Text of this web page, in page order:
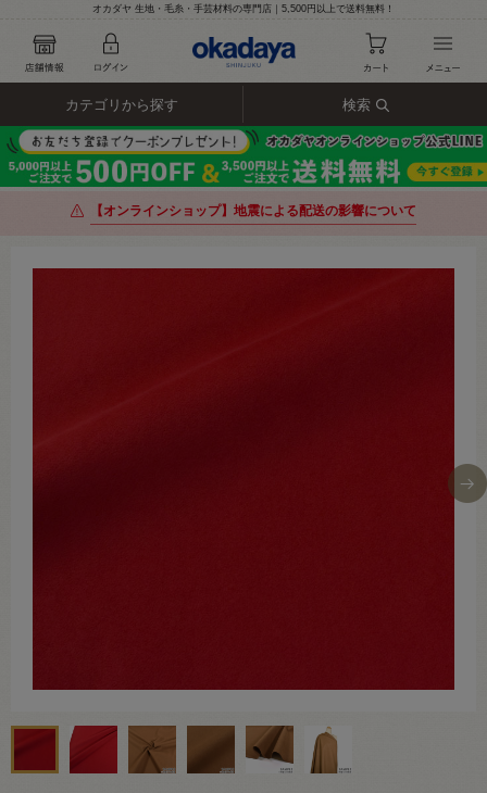
オカダヤ 生地・毛糸・手芸材料の専門店｜5,500円以上で送料無料！
カテゴリから探す 検索
【オンラインショップ】地震による配送の影響について